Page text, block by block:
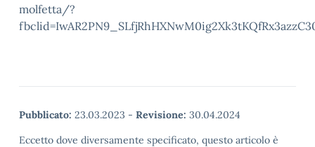
molfetta/?
Pubblicato: 23.03.2023 - Revisione: 30.04.2024
Eccetto dove diversamente specificato, questo articolo è